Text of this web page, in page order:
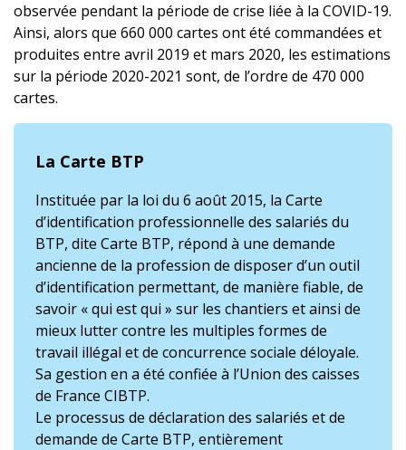
observée pendant la période de crise liée à la COVID-19.
Ainsi, alors que 660 000 cartes ont été commandées et
produites entre avril 2019 et mars 2020, les estimations
sur la période 2020-2021 sont, de l’ordre de 470 000
cartes.
La Carte BTP
Instituée par la loi du 6 août 2015, la Carte
d’identification professionnelle des salariés du
BTP, dite Carte BTP, répond à une demande
ancienne de la profession de disposer d’un outil
d’identification permettant, de manière fiable, de
savoir « qui est qui » sur les chantiers et ainsi de
mieux lutter contre les multiples formes de
travail illégal et de concurrence sociale déloyale.
Sa gestion en a été confiée à l’Union des caisses
de France CIBTP.
Le processus de déclaration des salariés et de
demande de Carte BTP, entièrement